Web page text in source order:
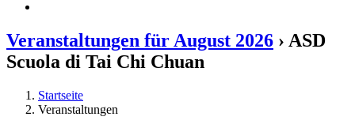
Veranstaltungen für August 2026 › ASD
Scuola di Tai Chi Chuan
Startseite
Veranstaltungen